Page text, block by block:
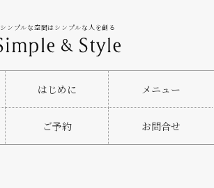
シンプルな空間はシンプルな人を創る
はじめに メニュー
ご予約 お問合せ